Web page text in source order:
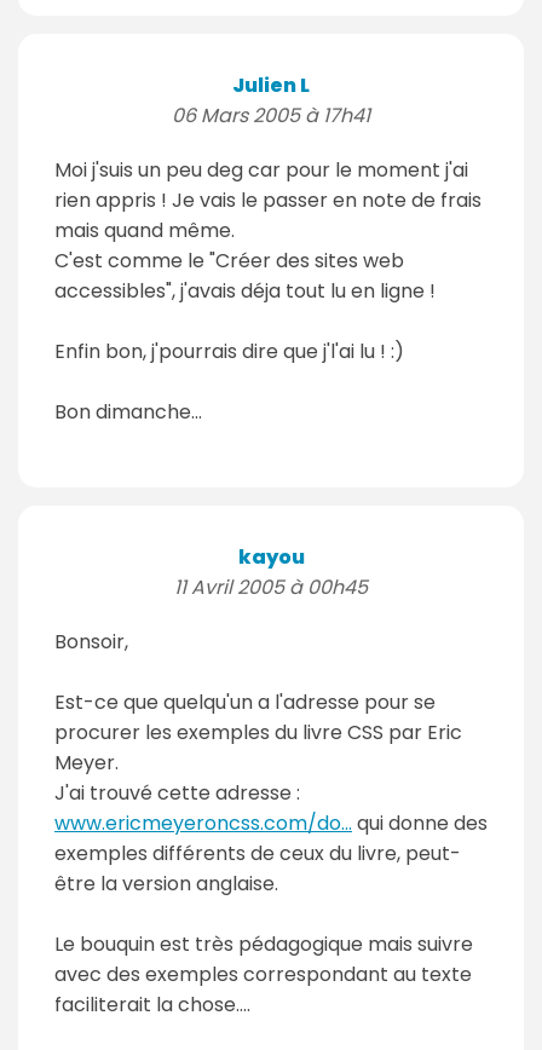
Julien L
06 Mars 2005 à 17h41
Moi j'suis un peu deg car pour le moment j'ai
rien appris ! Je vais le passer en note de frais
mais quand même.
C'est comme le "Créer des sites web
accessibles", j'avais déja tout lu en ligne !
Enfin bon, j'pourrais dire que j'l'ai lu ! :)
Bon dimanche...
kayou
11 Avril 2005 à 00h45
Bonsoir,
Est-ce que quelqu'un a l'adresse pour se
procurer les exemples du livre CSS par Eric
Meyer.
J'ai trouvé cette adresse :
www.ericmeyeroncss.com/do... qui donne des
exemples différents de ceux du livre, peut-
être la version anglaise.
Le bouquin est très pédagogique mais suivre
avec des exemples correspondant au texte
faciliterait la chose....